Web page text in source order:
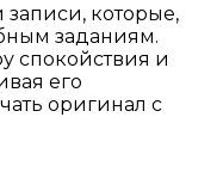
которые,
заданиям.
спокойствия и
его
оригинал с